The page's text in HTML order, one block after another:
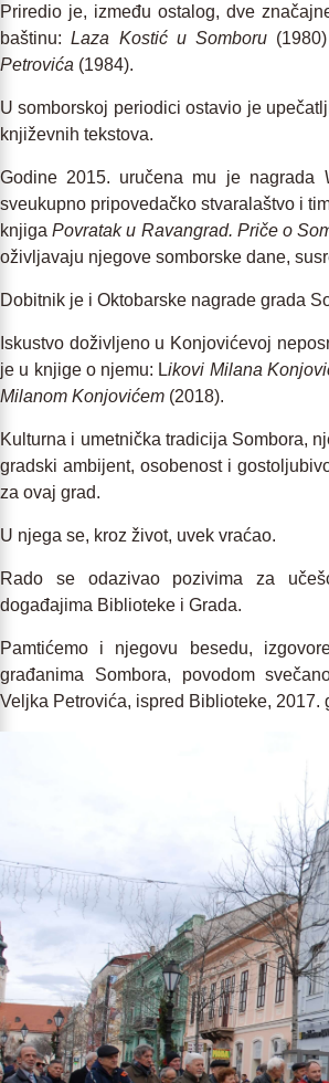
Priredio je, između ostalog, dve
baštinu:Laza Kostić u Somboru
Petrovića (1984).
U somborskoj periodici ostavio je
književnih tekstova.
Godine 2015. uručena mu je nagrada
sveukupno pripovedačko stvaralaštvo i
knjigaPovratak u Ravangrad. Priče o
oživljavaju njegove somborske dane,
Dobitnik je i Oktobarske nagrade grada
Iskustvo doživljeno u Konjovićevoj
je u knjige o njemu: Likovi Milana
Milanom Konjovićem (2018).
Kulturna i umetnička tradicija Sombora,
gradski ambijent, osobenost i
za ovaj grad.
U njega se, kroz život, uvek vraćao.
Rado se odazivao pozivima za
događajima Biblioteke i Grada.
Pamtićemo i njegovu besedu,
građanima Sombora, povodom
Veljka Petrovića, ispred Biblioteke, 2017.